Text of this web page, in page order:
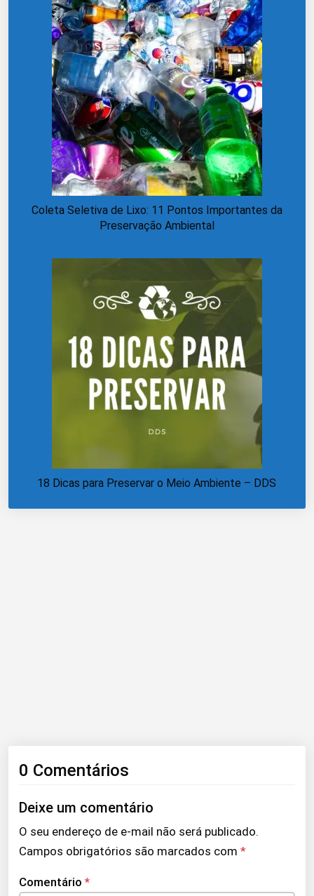
Coleta Seletiva de Lixo: 11 Pontos Importantes da
Preservação Ambiental
18 Dicas para Preservar o Meio Ambiente – DDS
0 Comentários
Deixe um comentário
O seu endereço de e-mail não será publicado.
Campos obrigatórios são marcados com *
Comentário *